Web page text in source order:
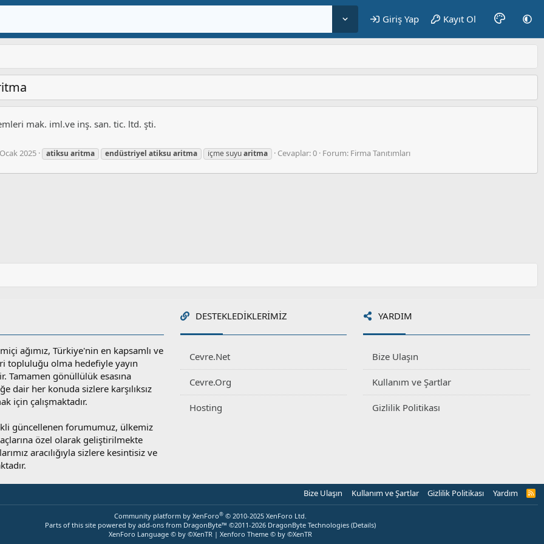
Giriş Yap Kayıt Ol
mak. iml.ve inş. san. tic. ltd. şti.
2025 atiksu aritma endüstri̇yel atiksu aritma i̇çme suyuaritma Cevaplar: 0 Forum: Firma Tanıtımları
ağımız, Türkiye'nin en kapsamlı ve
topluluğu olma hedefiyle yayın
Tamamen gönüllülük esasına
dair her konuda sizlere karşılıksız
için çalışmaktadır.
güncellenen forumumuz, ülkemiz
özel olarak geliştirilmekte
aracılığıyla sizlere kesintisiz ve
DESTEKLEDIKLERIMIZ
Cevre.Net
Cevre.Org
Hosting
YARDIM
Bize Ulaşın
Kullanım ve Şartlar
Gizlilik Politikası
Bize Ulaşın Kullanım ve Şartlar Gizlilik Politikası Yardım
R
Community platform by XenForo® © 2010-2025 XenForo Ltd.
Parts of this site powered by add-ons from DragonByte™ ©2011-2026 DragonByte Technologies (Details)
XenForo Language © by ©XenTR | Xenforo Theme © by ©XenTR